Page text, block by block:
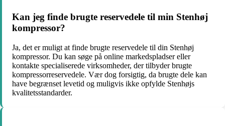
Kan jeg finde brugte reservedele til min Stenhøj
kompressor?
Ja, det er muligt at finde brugte reservedele til din Stenhøj
kompressor. Du kan søge på online markedspladser eller
kontakte specialiserede virksomheder, der tilbyder brugte
kompressorreservedele. Vær dog forsigtig, da brugte dele kan
have begrænset levetid og muligvis ikke opfylde Stenhøjs
kvalitetsstandarder.